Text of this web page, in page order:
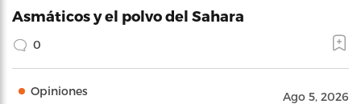
Asmáticos y el polvo del Sahara
0
Opiniones Ago 5, 2026